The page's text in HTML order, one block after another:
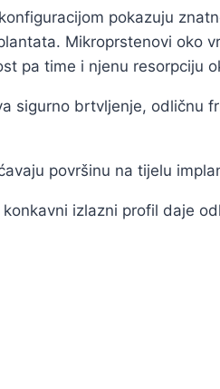
pokazuju
Mikroprstenovi oko
pa time i njenu resorpciju
sigurno brtvljenje, odličnu
površinu na tijelu
izlazni profil daje